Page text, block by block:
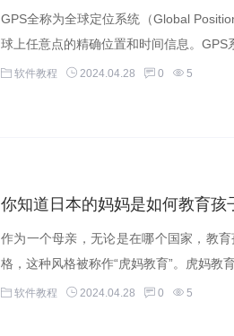
GPS全称为全球定位系统（Global
球上任意点的精确位置和时间信息。GPS
软件教程 2024.04.28 0 5
你知道日本的妈妈是如何教育孩
作为一个母亲，无论是在哪个国家，教
格，这种风格被称作“虎妈教育”。虎妈教
软件教程 2024.04.28 0 5